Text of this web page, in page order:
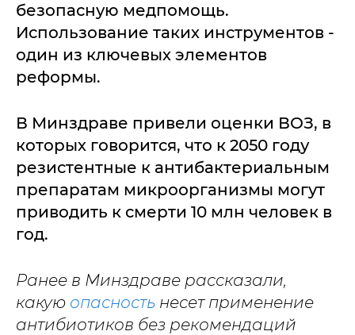
безопасную медпомощь.
Использование таких инструментов -
один из ключевых элементов
реформы.
В Минздраве привели оценки ВОЗ, в
которых говорится, что к 2050 году
резистентные к антибактериальным
препаратам микроорганизмы могут
приводить к смерти 10 млн человек в
год.
Ранее в Минздраве рассказали,
какую опасность несет применение
антибиотиков без рекомендаций